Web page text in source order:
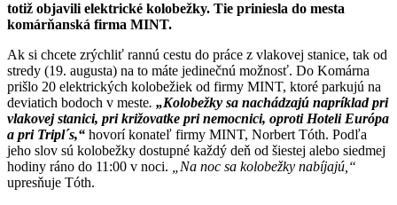
totiž objavili elektrické kolobežky. Tie priniesla do mesta
komárňanská firma MINT.
Ak si chcete zrýchliť rannú cestu do práce z vlakovej stanice, tak od
stredy (19. augusta) na to máte jedinečnú možnosť. Do Komárna
prišlo 20 elektrických kolobežiek od firmy MINT, ktoré parkujú na
deviatich bodoch v meste. „Kolobežky sa nachádzajú napríklad pri
vlakovej stanici, pri križovatke pri nemocnici, oproti Hoteli Európa
a pri Tripl´s,“ hovorí konateľ firmy MINT, Norbert Tóth. Podľa
jeho slov sú kolobežky dostupné každý deň od šiestej alebo siedmej
hodiny ráno do 11:00 v noci.
„Na noc sa kolobežky nabíjajú,“
upresňuje Tóth.